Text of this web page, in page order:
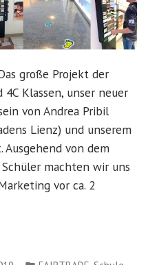
große Projekt der
Klassen, unser neuer
von Andrea Pribil
Lienz) und unserem
von dem
machten wir uns
vor ca. 2